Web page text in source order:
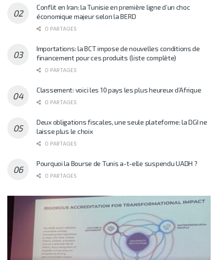
Conflit en Iran: la Tunisie en première ligne d’un choc
économique majeur selon la BERD
0 PARTAGES
Importations: la BCT impose de nouvelles conditions de
financement pour ces produits (liste complète)
0 PARTAGES
Classement: voici les 10 pays les plus heureux d’Afrique
0 PARTAGES
Deux obligations fiscales, une seule plateforme: la DGI ne
laisse plus le choix
0 PARTAGES
Pourquoi la Bourse de Tunis a-t-elle suspendu UADH ?
0 PARTAGES